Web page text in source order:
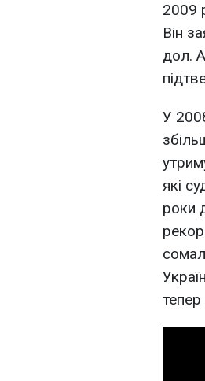
2009
Він
дол.
У
які
роки